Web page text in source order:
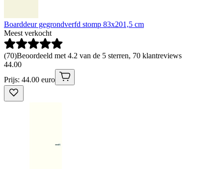
Boarddeur gegrondverfd stomp 83x201,5 cm
Meest verkocht
(70)Beoordeeld met 4.2 van de 5 sterren, 70 klantreviews
44.00
Prijs: 44.00 euro